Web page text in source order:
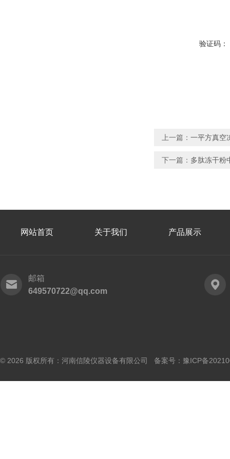
验证码：
上一篇： 一平方真空
下一篇： 多肽冻干粉
网站首页 关于我们 产品展示
邮箱
649570722@qq.com
© 2026 版权所有：河南信陵仪器设备有限公司 备案号： 豫ICP备